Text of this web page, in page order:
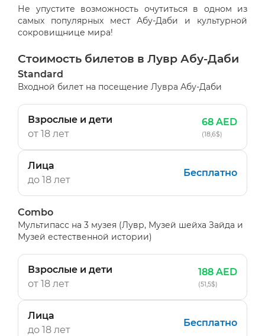
Не упустите возможность очутиться в одном из
самых популярных мест Абу-Даби и культурной
сокровищнице мира!
Стоимость билетов в Лувр Абу-Даби
Standard
Входной билет на посещение Лувра Абу-Даби
Взрослые и дети
от 18 лет
68 AED
(18,6$)
Лица
до 18 лет
Бесплатно
Combo
Мультипасс на 3 музея (Лувр, Музей шейха Зайда и
Музей естественной истории)
Взрослые и дети
от 18 лет
188 AED
(51,5$)
Лица
до 18 лет
Бесплатно